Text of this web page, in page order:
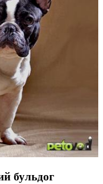
бульдог